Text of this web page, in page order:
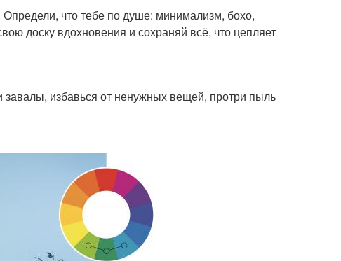
что тебе по душе: минимализм, бохо,
доску вдохновения и сохраняй всё, что цепляет
завалы, избавься от ненужных вещей, протри пыль